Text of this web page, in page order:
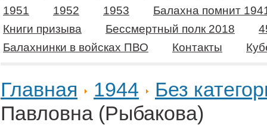
1951
1952 1953
Балахна помнит
Книги призыва
Бессмертный полк 2018
Балахнинки в войсках ПВО
Контакты
Главная 1944
Без
Павловна (Рыбакова)